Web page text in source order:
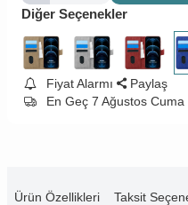
Diğer Seçenekler
Fiyat Alarmı
Paylaş
En Geç 7 Ağustos Cuma
Ürün Özellikleri Taksit